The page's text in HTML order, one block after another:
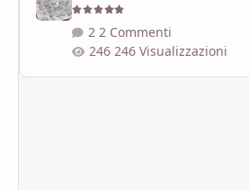
2 Commenti
246 Visualizzazioni